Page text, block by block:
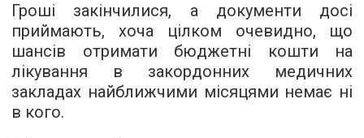
Гроші закінчилися, а документи досі
приймають, хоча цілком очевидно, що
шансів отримати бюджетні кошти на
лікування в закордонних медичних
закладах найближчими місяцями немає ні
в кого.